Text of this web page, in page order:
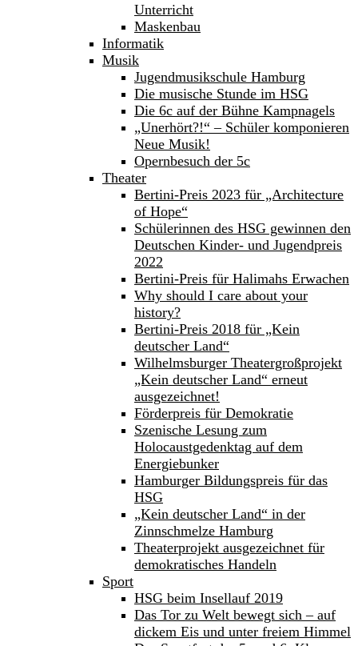
Unterricht
Maskenbau
Informatik
Musik
Jugendmusikschule Hamburg
Die musische Stunde im HSG
Die 6c auf der Bühne Kampnagels
„Unerhört?!“ – Schüler komponieren
Neue Musik!
Opernbesuch der 5c
Theater
Bertini-Preis 2023 für „Architecture
of Hope“
Schülerinnen des HSG gewinnen den
Deutschen Kinder- und Jugendpreis
2022
Bertini-Preis für Halimahs Erwachen
Why should I care about your
history?
Bertini-Preis 2018 für „Kein
deutscher Land“
Wilhelmsburger Theatergroßprojekt
„Kein deutscher Land“ erneut
ausgezeichnet!
Förderpreis für Demokratie
Szenische Lesung zum
Holocaustgedenktag auf dem
Energiebunker
Hamburger Bildungspreis für das
HSG
„Kein deutscher Land“ in der
Zinnschmelze Hamburg
Theaterprojekt ausgezeichnet für
demokratisches Handeln
Sport
HSG beim Insellauf 2019
Das Tor zu Welt bewegt sich – auf
dickem Eis und unter freiem Himmel